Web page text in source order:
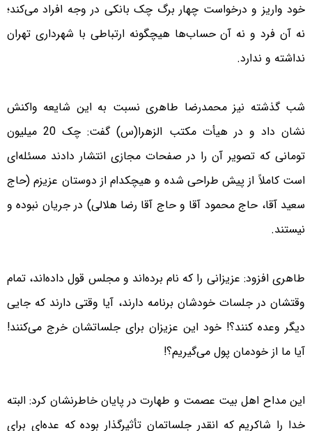
خود واریز و درخواست چهار برگ چک بانکی در وجه افراد می‌کند؛
نه آن فرد و نه آن حساب‌ها هیچگونه ارتباطی با شهرداری تهران
نداشته و ندارد.
شب گذشته نیز محمدرضا طاهری نسبت به این شایعه واکنش
نشان داد و در هیأت مکتب الزهرا(س) گفت: چک 20 میلیون
تومانى که تصویر آن را در صفحات مجازى انتشار دادند مسئله‌ای
است کاملاً از پیش طراحى شده و هیچکدام از دوستان عزیزم (حاج
سعید آقا، حاج محمود آقا و حاج آقا رضا هلالى) در جریان نبوده و
نیستند.
طاهری افزود: عزیزانى را که نام برده‌اند و مجلس قول داده‌اند، تمام
وقتشان در جلسات خودشان برنامه دارند، آیا وقتى دارند که جایى
دیگر وعده کنند؟! خود این عزیزان براى جلساتشان خرج می‌کنند!
آیا ما از خودمان پول می‌گیریم؟!
این مداح اهل بیت عصمت و طهارت در پایان خاطرنشان کرد: البته
خدا را شاکریم که انقدر جلساتمان تأثیرگذار بوده که عده‌اى براى